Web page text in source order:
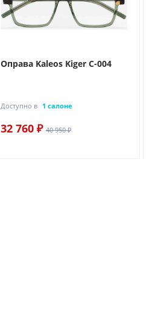
Оправа Kaleos Kiger C-004
Доступно в 1 салоне
32 760 ₽ 40 950 ₽